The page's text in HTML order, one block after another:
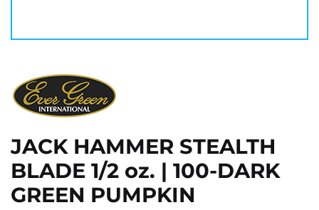
JACK HAMMER STEALTH
BLADE 1/2 oz. | 100-DARK
GREEN PUMPKIN